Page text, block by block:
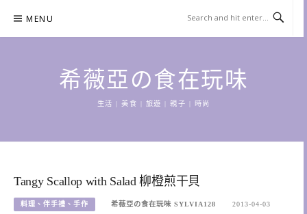
content
MENU
希薇亞の食在玩味
生活 | 美食 | 旅遊 | 親子 | 時尚
Tangy Scallop with Salad 柳橙煎干貝
料理、伴手禮、手作 希薇亞の食在玩味 SYLVIA128
2013-04-03